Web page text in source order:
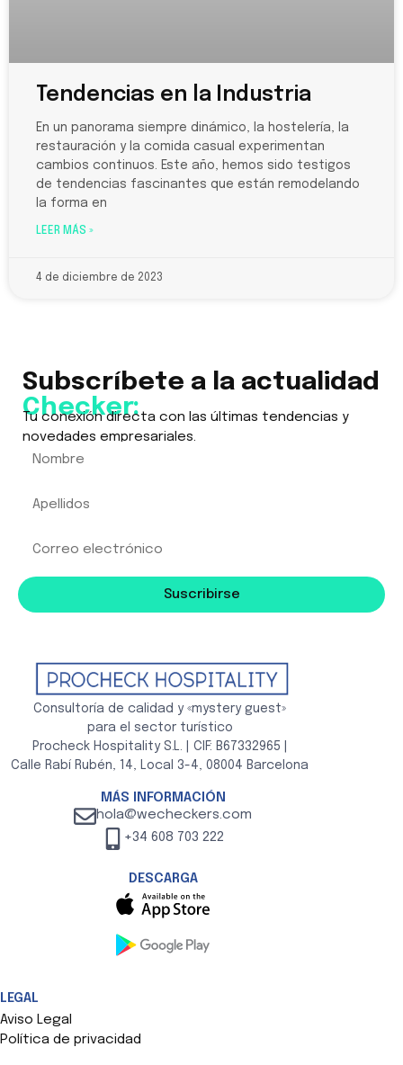
Tendencias en la Industria
En un panorama siempre dinámico, la hostelería, la
restauración y la comida casual experimentan
cambios continuos. Este año, hemos sido testigos
de tendencias fascinantes que están remodelando
la forma en
LEER MÁS »
4 de diciembre de 2023
Subscríbete a la actualidad
Checker:
Tu conexión directa con las últimas tendencias y
novedades empresariales.
Suscribirse
Consultoría de calidad y «mystery guest»
para el sector turístico
Procheck Hospitality S.L. | CIF: B67332965 |
Calle Rabí Rubén, 14, Local 3-4, 08004 Barcelona
MÁS INFORMACIÓN
hola@wecheckers.com
+34 608 703 222
DESCARGA
LEGAL
Aviso Legal
Política de privacidad